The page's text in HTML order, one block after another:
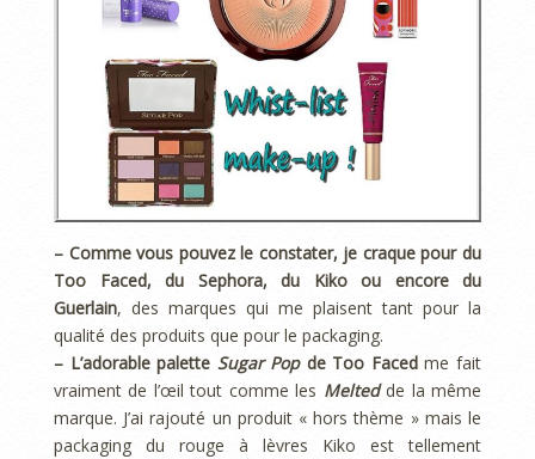
– Comme vous pouvez le constater, je craque pour du
Too Faced, du Sephora, du Kiko ou encore du
Guerlain, des marques qui me plaisent tant pour la
qualité des produits que pour le packaging.
– L’adorable palette Sugar Popde Too Facedme fait
vraiment de l’œil tout comme les Melted de la même
marque. J’ai rajouté un produit « hors thème » mais le
packaging du rouge à lèvres Kiko est tellement